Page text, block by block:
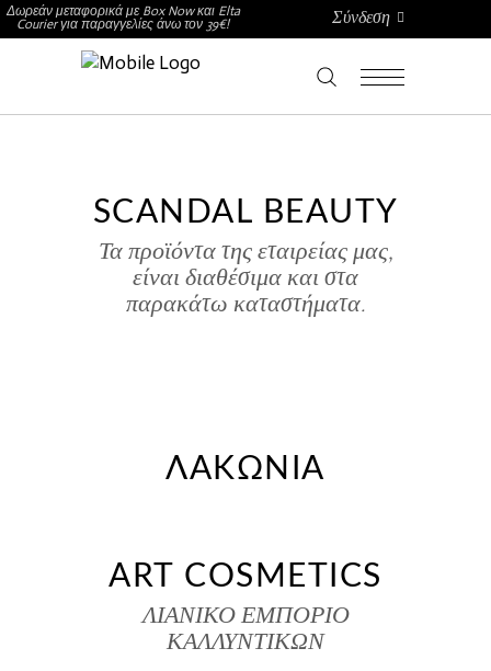
Δωρεάν μεταφορικά με Box Now και Elta
Courier για παραγγελίες άνω τον 39€!
Σύνδεση
SCANDAL BEAUTY
Τα προϊόντα της εταιρείας μας,
είναι διαθέσιμα και στα
παρακάτω καταστήματα.
ΛΑΚΩΝΊΑ
ART COSMETICS
ΛΙΑΝΙΚΟ ΕΜΠΟΡΙΟ
ΚΑΛΛΥΝΤΙΚΩΝ